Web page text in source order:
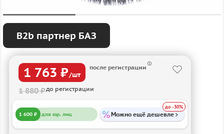
B2b партнер БАЗ
1 763 ₽/шт
после регистрации
1 880 ₽до регистрации
1 600 ₽ для юр. лиц Можно ещё дешевле
до -30%